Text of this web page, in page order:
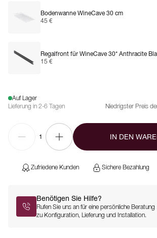
Bodenwanne WineCave 30 cm
45 €
Regalfront für WineCave 30* Anthracite
15 €
Auf Lager
Lieferung in 2-6 Tagen
Niedrigster Preis
1 IN DEN
Zufriedene Kunden Sichere Bezahlung
Benötigen Sie Hilfe?
Rufen Sie uns an für eine persönliche Beratung
zu Konfiguration, Lieferung und Installation.